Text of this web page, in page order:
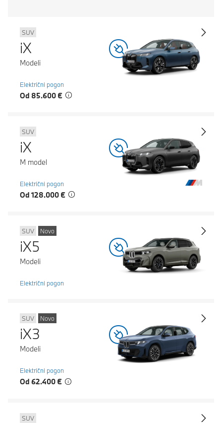
SUV
iX
Modeli
Električni pogon
Od 85.600 €
SUV
iX
M model
Električni pogon
Od 128.000 €
SUV Novo
iX5
Modeli
Električni pogon
SUV Novo
iX3
Modeli
Električni pogon
Od 62.400 €
SUV